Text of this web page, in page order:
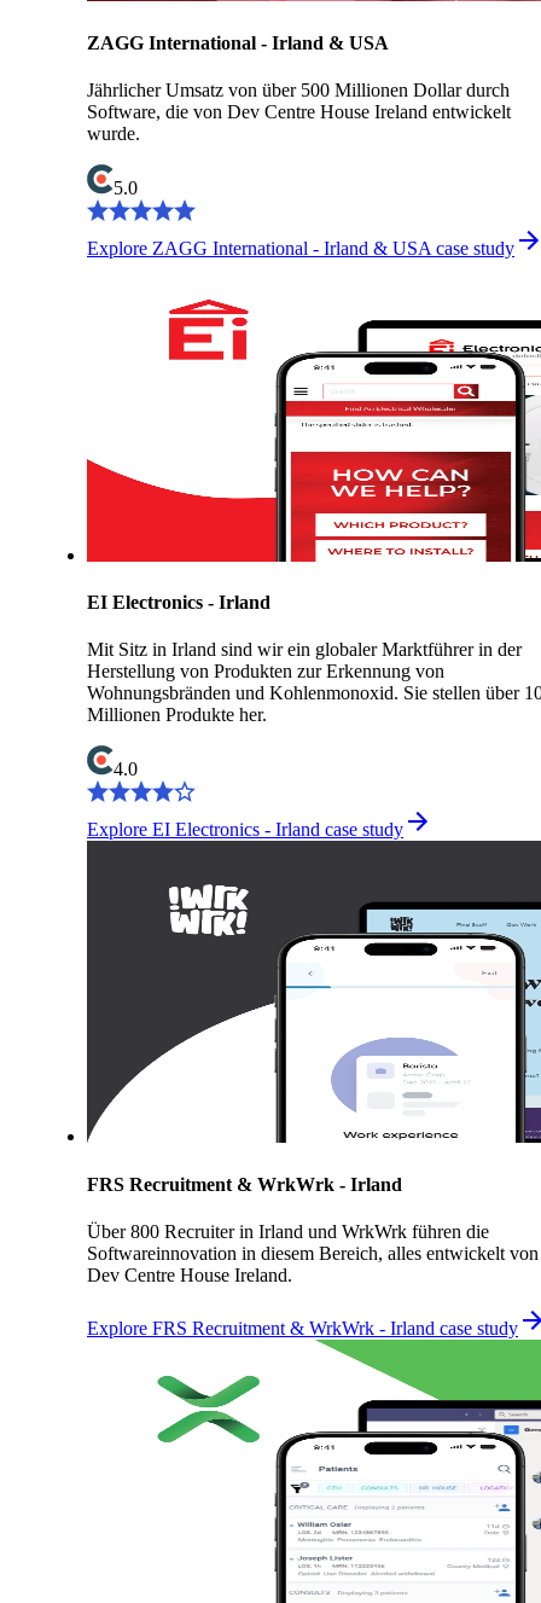
ZAGG International - Irland & USA
Jährlicher Umsatz von über 500 Millionen Dollar durch
Software, die von Dev Centre House Ireland entwickelt
wurde.
5.0
Explore ZAGG International - Irland & USA case study
EI Electronics - Irland
Mit Sitz in Irland sind wir ein globaler Marktführer in der
Herstellung von Produkten zur Erkennung von
Wohnungsbränden und Kohlenmonoxid. Sie stellen über
Millionen Produkte her.
4.0
Explore EI Electronics - Irland case study
FRS Recruitment & WrkWrk - Irland
Über 800 Recruiter in Irland und WrkWrk führen die
Softwareinnovation in diesem Bereich, alles entwickelt von
Dev Centre House Ireland.
Explore FRS Recruitment & WrkWrk - Irland case study